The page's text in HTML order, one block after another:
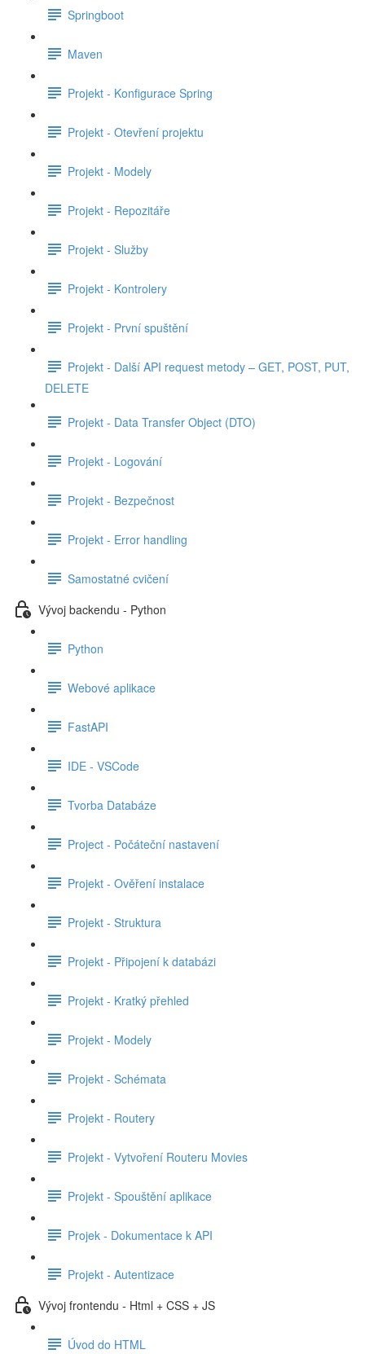
Springboot
Maven
Projekt - Konfigurace Spring
Projekt - Otevření projektu
Projekt - Modely
Projekt - Repozitáře
Projekt - Služby
Projekt - Kontrolery
Projekt - První spuštění
Projekt - Další API request metody – GET, POST, PUT,
DELETE
Projekt - Data Transfer Object (DTO)
Projekt - Logování
Projekt - Bezpečnost
Projekt - Error handling
Samostatné cvičení
Vývoj backendu - Python
Python
Webové aplikace
FastAPI
IDE - VSCode
Tvorba Databáze
Project - Počáteční nastavení
Projekt - Ověření instalace
Projekt - Struktura
Projekt - Připojení k databázi
Projekt - Kratký přehled
Projekt - Modely
Projekt - Schémata
Projekt - Routery
Projekt - Vytvoření Routeru Movies
Projekt - Spouštění aplikace
Projek - Dokumentace k API
Projekt - Autentizace
Vývoj frontendu - Html + CSS + JS
Úvod do HTML